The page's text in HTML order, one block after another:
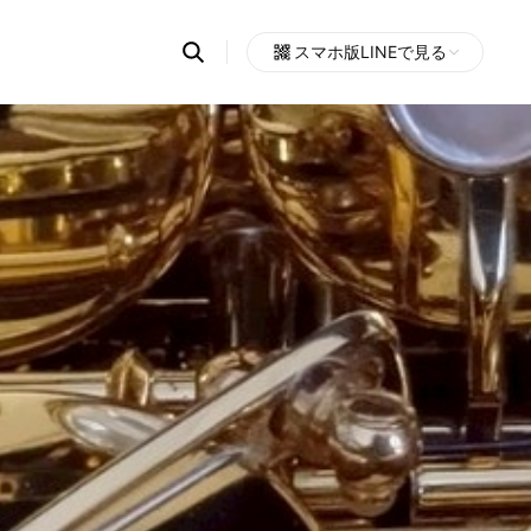
Search
OpenChats
messages
search
area
スマホ版LINEで見る